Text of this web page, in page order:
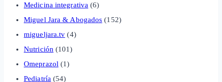
Medicina integrativa (6)
Miguel Jara & Abogados (152)
migueljara.tv (4)
Nutrición (101)
Omeprazol (1)
Pediatría (54)